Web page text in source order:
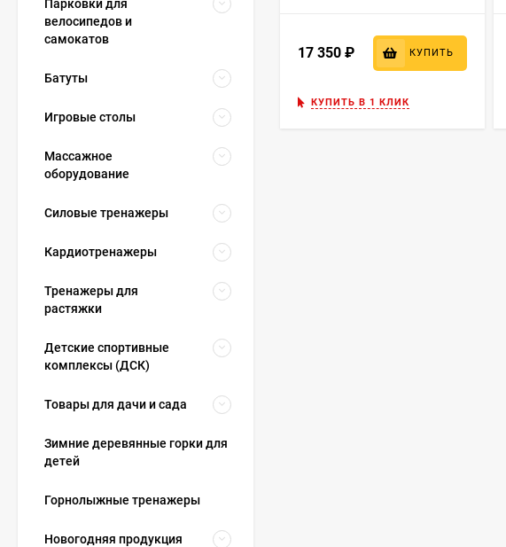
17 350 КУПИТЬ
КУПИТЬ В 1 КЛИК
Парковки для
велосипедов и
самокатов
Батуты
Игровые столы
Массажное
оборудование
Силовые тренажеры
Кардиотренажеры
Тренажеры для
растяжки
Детские спортивные
комплексы (ДСК)
Товары для дачи и сада
Зимние деревянные горки для
детей
Горнолыжные тренажеры
Новогодняя продукция